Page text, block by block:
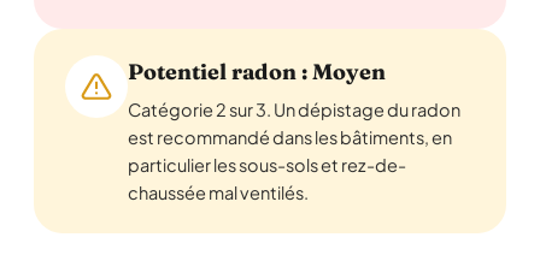
Potentiel radon : Moyen
Catégorie 2 sur 3. Un dépistage du radon
est recommandé dans les bâtiments, en
particulier les sous-sols et rez-de-
chaussée mal ventilés.